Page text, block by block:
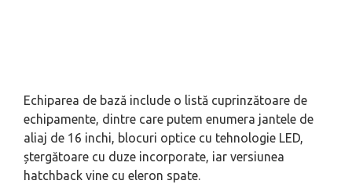
Echiparea de bază include o listă cuprinzătoare de
echipamente, dintre care putem enumera jantele de
aliaj de 16 inchi, blocuri optice cu tehnologie LED,
ștergătoare cu duze incorporate, iar versiunea
hatchback vine cu eleron spate.